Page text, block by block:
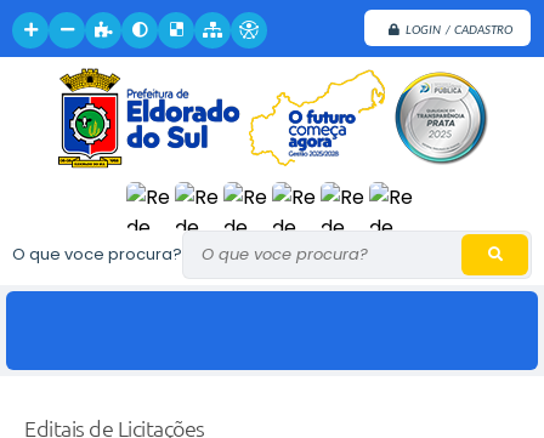
LOGIN / CADASTRO
O que voce procura?
Editais de Licitações